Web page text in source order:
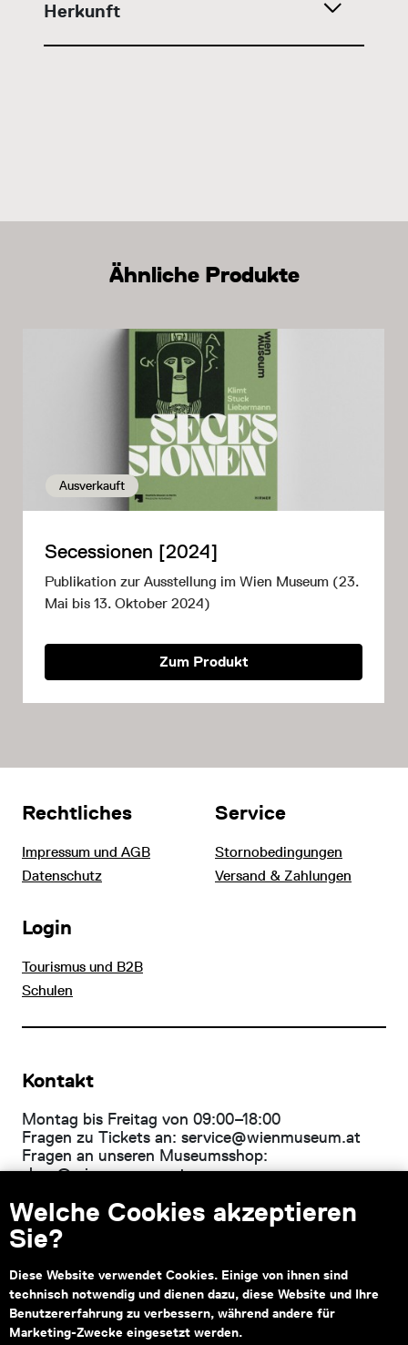
Welche Cookies akzeptieren
Sie?
Diese Website verwendet Cookies. Einige von ihnen sind
technisch notwendig und dienen dazu, diese Website und Ihre
Benutzererfahrung zu verbessern, während andere für
Marketing-Zwecke eingesetzt werden.
Herkunft
Ähnliche Produkte
Ausverkauft
Secessionen [2024]
Publikation zur Ausstellung im Wien Museum (23.
Mai bis 13. Oktober 2024)
Zum Produkt
Rechtliches
Impressum und AGB
Datenschutz
Service
Stornobedingungen
Versand & Zahlungen
Login
Tourismus und B2B
Schulen
Kontakt
Montag bis Freitag von 09:00–18:00
Fragen zu Tickets an: service@wienmuseum.at
Fragen an unseren Museumsshop:
shop@wienmuseum.at
Wien Museum, Karlsplatz
1040 Wien
Subventionsgeber Hauptsponsor